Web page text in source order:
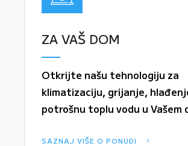
ZA VAŠ DOM
Otkrijte našu tehnologiju za
klimatizaciju, grijanje,
potrošnu toplu vodu u Vašem
SAZNAJ VIŠE O PONUDI